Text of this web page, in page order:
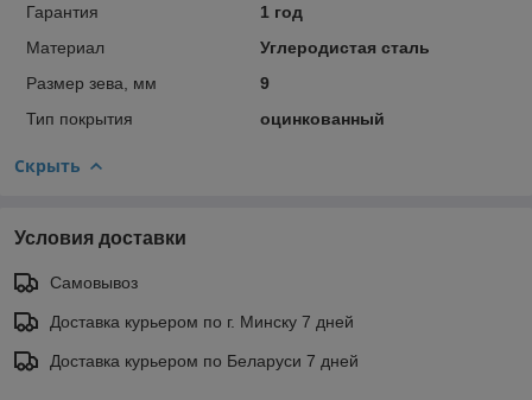
Гарантия
1 год
Материал
Углеродистая сталь
Размер зева, мм
9
Тип покрытия
оцинкованный
Скрыть
Условия доставки
Самовывоз
Доставка курьером по г. Минску 7 дней
Доставка курьером по Беларуси 7 дней